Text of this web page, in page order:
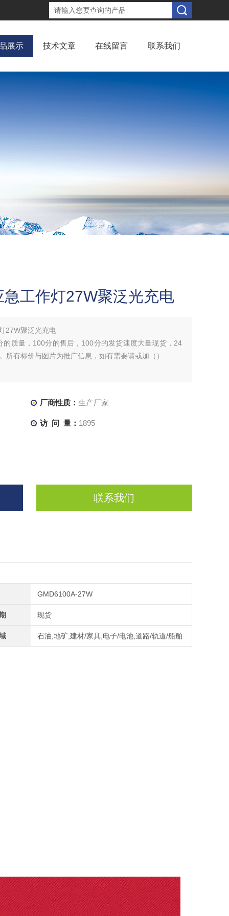
展示 技术文章 在线留言 联系我们
工作灯27W聚泛光充电
27W聚泛光充电
质量，100分的售后，100分的发货速度大量现货，24
有标价与图片为推广信息，如有需要请或加（）
厂商性质： 生产厂家
访 问 量： 1895
联系我们
GMD6100A-27W
现货
石油,地矿,建材/家具,电子/电池,道路/轨道/船舶